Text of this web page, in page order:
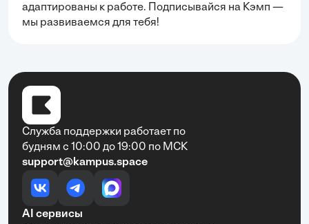
адаптированы к работе. Подписывайся на Кэмп —
мы развиваемся для тебя!
Служба поддержки работает по
будням с 10:00 до 19:00 по МСК
support@kampus.space
AI сервисы